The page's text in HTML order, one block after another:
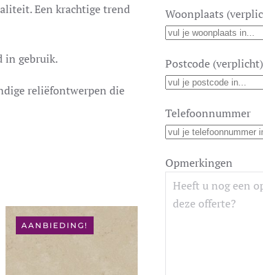
Een krachtige trend
in gebruik.
reliëfontwerpen die
AANBIEDING!
Woonplaats
Postcode (verplicht)
Telefoonnummer
Opmerkingen